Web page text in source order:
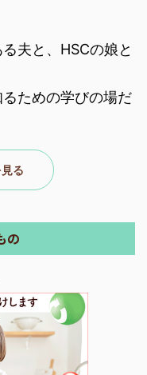
夫と、HSCの娘と
ための学びの場だ
る
の